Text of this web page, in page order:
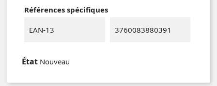
Références spécifiques
EAN-13 3760083880391
État Nouveau